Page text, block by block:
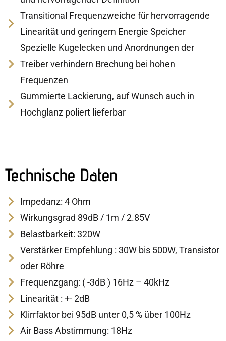
Transitional Frequenzweiche für hervorragende
Linearität und geringem Energie Speicher
Spezielle Kugelecken und Anordnungen der
Treiber verhindern Brechung bei hohen
Frequenzen
Gummierte Lackierung, auf Wunsch auch in
Hochglanz poliert lieferbar
Technische Daten
Impedanz: 4 Ohm
Wirkungsgrad 89dB / 1m / 2.85V
Belastbarkeit: 320W
Verstärker Empfehlung : 30W bis 500W, Transistor
oder Röhre
Frequenzgang: ( -3dB ) 16Hz – 40kHz
Linearität : +- 2dB
Klirrfaktor bei 95dB unter 0,5 % über 100Hz
Air Bass Abstimmung: 18Hz